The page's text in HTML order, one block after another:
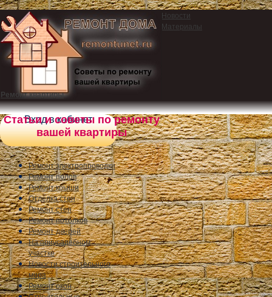
Ремонт квартиры
Статьи и советы по ремонту
вашей квартиры
Новости
Материалы
Вход в кабинет
Ремонт электропроводки
Ремонт полов
Ремонт крыши
Отделка стен
Ремонт стен
Ремонт потолков
Ремонт дверей
На приусадебном
участке
Новости строительного
мира
Ремонт окон